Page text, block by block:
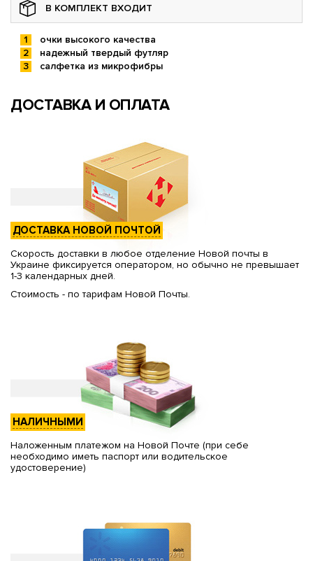
В КОМПЛЕКТ ВХОДИТ
очки высокого качества
надежный твердый футляр
салфетка из микрофибры
ДОСТАВКА И ОПЛАТА
ДОСТАВКА НОВОЙ ПОЧТОЙ
Скорость доставки в любое отделение Новой почты в
Украине фиксируется оператором, но обычно не превышает
1-3 календарных дней.
Стоимость - по тарифам Новой Почты.
НАЛИЧНЫМИ
Наложенным платежом на Новой Почте (при себе
необходимо иметь паспорт или водительское
удостоверение)